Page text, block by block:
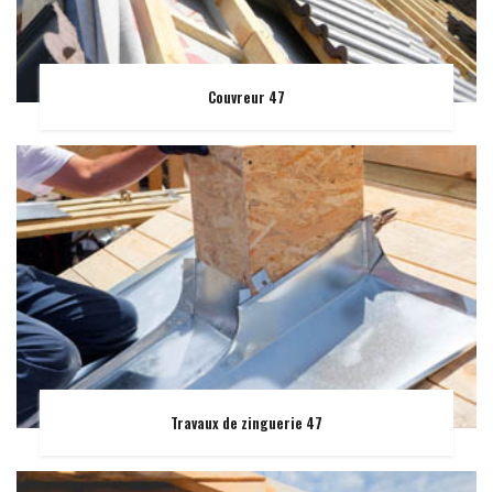
Couvreur 47
Travaux de zinguerie 47